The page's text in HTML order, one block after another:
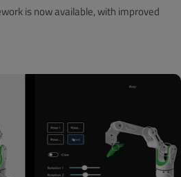
is now available, with improved